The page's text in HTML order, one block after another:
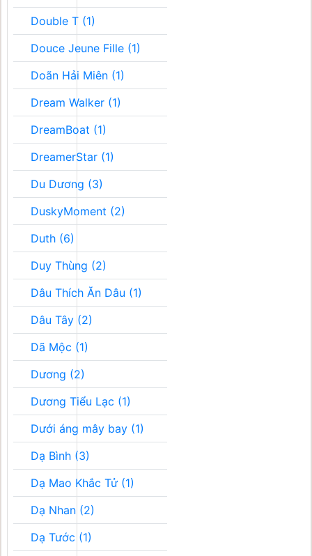
Double T (1)
Douce Jeune Fille (1)
Doãn Hải Miên (1)
Dream Walker (1)
DreamBoat (1)
DreamerStar (1)
Du Dương (3)
DuskyMoment (2)
Duth (6)
Duy Thùng (2)
Dâu Thích Ăn Dâu (1)
Dâu Tây (2)
Dã Mộc (1)
Dương (2)
Dương Tiểu Lạc (1)
Dưới áng mây bay (1)
Dạ Bình (3)
Dạ Mao Khắc Tử (1)
Dạ Nhan (2)
Dạ Tước (1)